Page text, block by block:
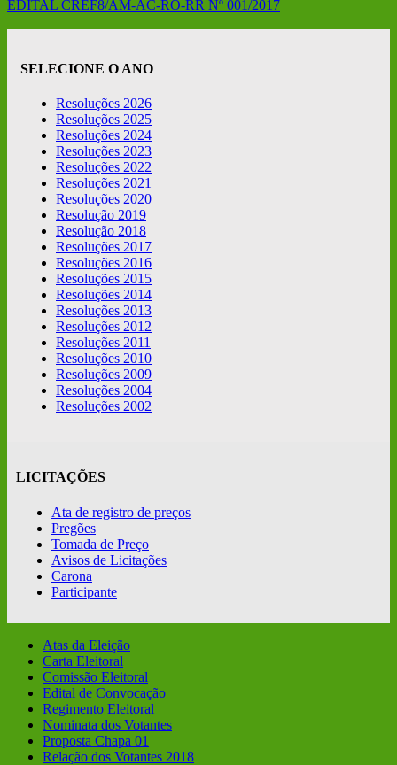
EDITAL CREF8/AM-AC-RO-RR Nº 001/2017
SELECIONE O ANO
Resoluções 2026
Resoluções 2025
Resoluções 2024
Resoluções 2023
Resoluções 2022
Resoluções 2021
Resoluções 2020
Resolução 2019
Resolução 2018
Resoluções 2017
Resoluções 2016
Resoluções 2015
Resoluções 2014
Resoluções 2013
Resoluções 2012
Resoluções 2011
Resoluções 2010
Resoluções 2009
Resoluções 2004
Resoluções 2002
LICITAÇÕES
Ata de registro de preços
Pregões
Tomada de Preço
Avisos de Licitações
Carona
Participante
Atas da Eleição
Carta Eleitoral
Comissão Eleitoral
Edital de Convocação
Regimento Eleitoral
Nominata dos Votantes
Proposta Chapa 01
Relação dos Votantes 2018